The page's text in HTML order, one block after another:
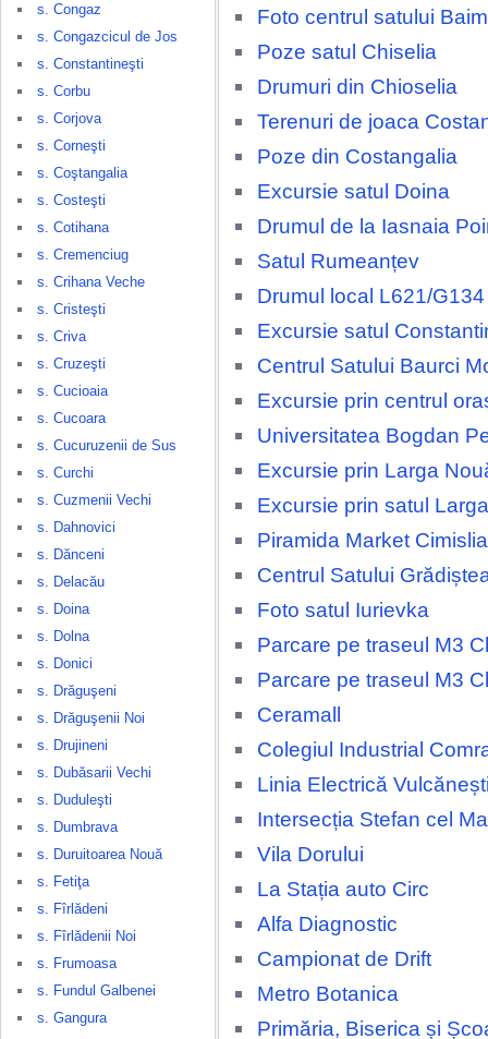
s. Congaz
s. Congazcicul de Jos
s. Constantineşti
s. Corbu
s. Corjova
s. Corneşti
s. Coştangalia
s. Costeşti
s. Cotihana
s. Cremenciug
s. Crihana Veche
s. Cristeşti
s. Criva
s. Cruzeşti
s. Cucioaia
s. Cucoara
s. Cucuruzenii de Sus
s. Curchi
s. Cuzmenii Vechi
s. Dahnovici
s. Dănceni
s. Delacău
s. Doina
s. Dolna
s. Donici
s. Drăguşeni
s. Drăguşenii Noi
s. Drujineni
s. Dubăsarii Vechi
s. Duduleşti
s. Dumbrava
s. Duruitoarea Nouă
s. Fetiţa
s. Fîrlădeni
s. Fîrlădenii Noi
s. Frumoasa
s. Fundul Galbenei
s. Gangura
Foto centrul satului
Poze satul Chiselia
Drumuri din Chioselia
Terenuri de joaca
Poze din Costangalia
Excursie satul Doina
Drumul de la Iasnaia
Satul Rumeanțev
Drumul local L621/G134
Excursie satul
Centrul Satului Baurci
Excursie prin centrul
Universitatea Bogdan
Excursie prin Larga
Excursie prin satul
Piramida Market Cimislia
Centrul Satului
Foto satul Iurievka
Parcare pe traseul M3
Parcare pe traseul M3
Ceramall
Colegiul Industrial
Linia Electrică
Intersecția Stefan cel
Vila Dorului
La Stația auto Circ
Alfa Diagnostic
Campionat de Drift
Metro Botanica
Primăria, Biserica și